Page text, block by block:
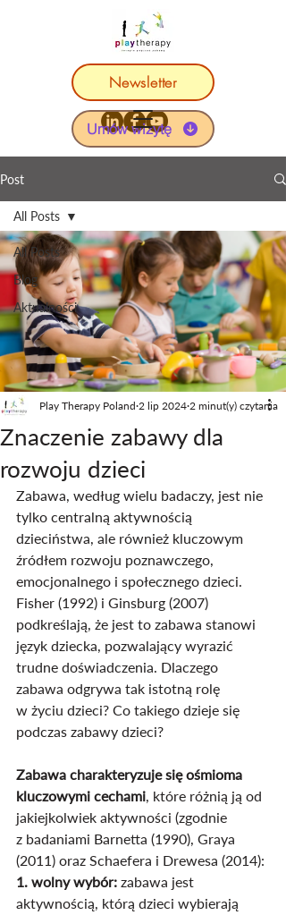
Umów wizytę
Newsletter
Post
All Posts
Blog
Aktualności
All Posts
Znaczenie zabawy dla
rozwoju dzieci
Play Therapy Poland 2 lip 2024 2 minut(y) czytania
Zabawa, według wielu badaczy, jest nie
tylko centralną aktywnością
dzieciństwa, ale również kluczowym
źródłem rozwoju poznawczego,
emocjonalnego i społecznego dzieci.
Fisher (1992) i Ginsburg (2007)
podkreślają, że jest to zabawa stanowi
język dziecka, pozwalający wyrazić
trudne doświadczenia. Dlaczego
zabawa odgrywa tak istotną rolę
w życiu dzieci? Co takiego dzieje się
podczas zabawy dzieci?
Zabawa charakteryzuje się ośmioma
kluczowymi cechami, które różnią ją od
jakiejkolwiek aktywności (zgodnie
z badaniami Barnetta (1990), Graya
(2011) oraz Schaefera i Drewesa (2014):
1. wolny wybór: zabawa jest
aktywnością, którą dzieci wybierają